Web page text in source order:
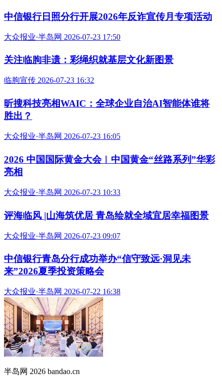
中信银行日照分行开展2026年反诈宣传月专项活动
大众报业·半岛网 2026-07-23 17:50
关注临朐非遗：彩绳织就基层文化新图景
临朐宣传 2026-07-23 16:32
昕搜科技亮相WAIC：全球企业自治AI智能体谁将
胜出？
大众报业·半岛网 2026-07-23 16:05
2026 中国国际黄金大会︱中国黄金“丝路系列”华彩
亮相
大众报业·半岛网 2026-07-23 10:33
评海临风 |山海筑优居 青岛绘就全域宜居幸福图景
大众报业·半岛网 2026-07-23 09:07
中信银行青岛分行成功举办“信守致远·洞见未
来”2026夏季投资策略会
大众报业·半岛网 2026-07-22 16:38
半岛网 2026 bandao.cn